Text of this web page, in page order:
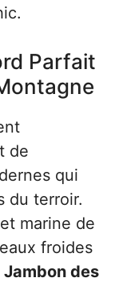
Parfait
de
qui
du terroir.
marine de
froides
Jambon des